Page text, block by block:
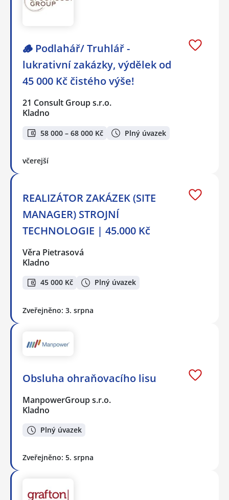
🪵 Podlahář/ Truhlář -
lukrativní zakázky, výdělek od
45 000 Kč čistého výše!
21 Consult Group s.r.o.
Kladno
58 000 – 68 000 Kč Plný úvazek
včerejší
REALIZÁTOR ZAKÁZEK (SITE
MANAGER) STROJNÍ
TECHNOLOGIE | 45.000 Kč
Věra Pietrasová
Kladno
45 000 Kč Plný úvazek
Zveřejněno: 3. srpna
Obsluha ohraňovacího lisu
ManpowerGroup s.r.o.
Kladno
Plný úvazek
Zveřejněno: 5. srpna